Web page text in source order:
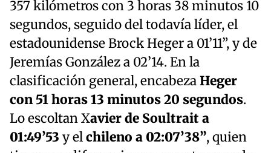
357 kilómetros con 3 horas 38 minutos 10
segundos, seguido del todavía líder, el
estadounidense Brock Heger a 01’11”, y de
Jeremías González a 02’14. En la
clasificación general, encabezaHeger
con 51 horas 13 minutos 20 segundos.
Lo escoltan Xavier de Soultrait a
01:49’53 y elchileno a 02:07’38”, quien